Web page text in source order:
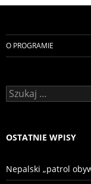
O PROGRAMIE
Szukaj:
OSTATNIE WPISY
Nepalski „patrol